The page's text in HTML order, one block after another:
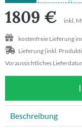
1809 € inkl.
kostenfreie Lieferung
Lieferung (inkl.
Voraussichtliches
Beschreibung